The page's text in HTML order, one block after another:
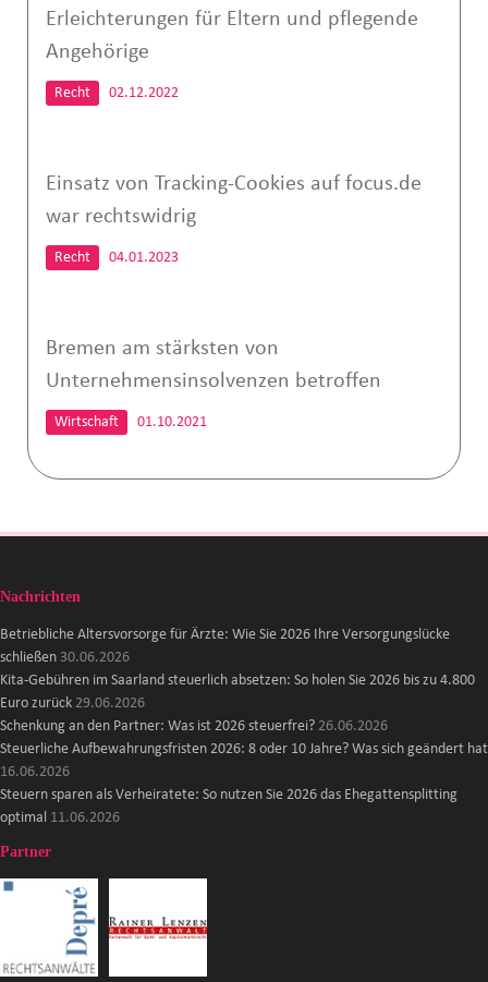
Erleichterungen für Eltern und pflegende
Angehörige
Recht 02.12.2022
Einsatz von Tracking-Cookies auf focus.de
war rechtswidrig
Recht 04.01.2023
Bremen am stärksten von
Unternehmensinsolvenzen betroffen
Wirtschaft 01.10.2021
Nachrichten
Betriebliche Altersvorsorge für Ärzte: Wie Sie 2026 Ihre Versorgungslücke
schließen 30.06.2026
Kita-Gebühren im Saarland steuerlich absetzen: So holen Sie 2026 bis zu 4.800
Euro zurück 29.06.2026
Schenkung an den Partner: Was ist 2026 steuerfrei? 26.06.2026
Steuerliche Aufbewahrungsfristen 2026: 8 oder 10 Jahre? Was sich geändert hat
16.06.2026
Steuern sparen als Verheiratete: So nutzen Sie 2026 das Ehegattensplitting
optimal 11.06.2026
Partner